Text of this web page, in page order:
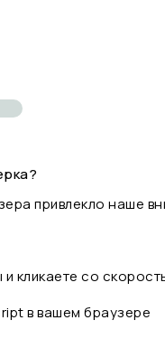
привлекло наше
и кликаете со
в вашем браузере